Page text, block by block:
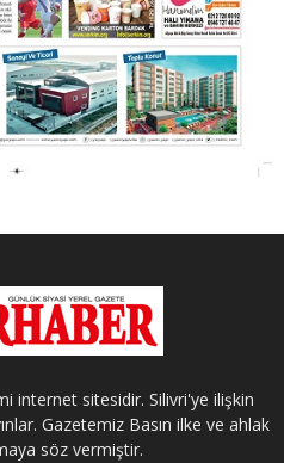
internet sitesidir. Silivri'ye ilişkin
Gazetemiz Basın ilke ve ahlak
söz vermiştir.